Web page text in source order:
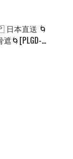
日本直送 🌀
遮🌀[PLGD-